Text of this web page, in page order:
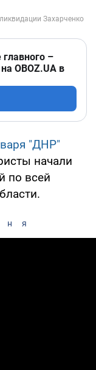
–
OBOZ.UA в
"ДНР"
начали
по всей